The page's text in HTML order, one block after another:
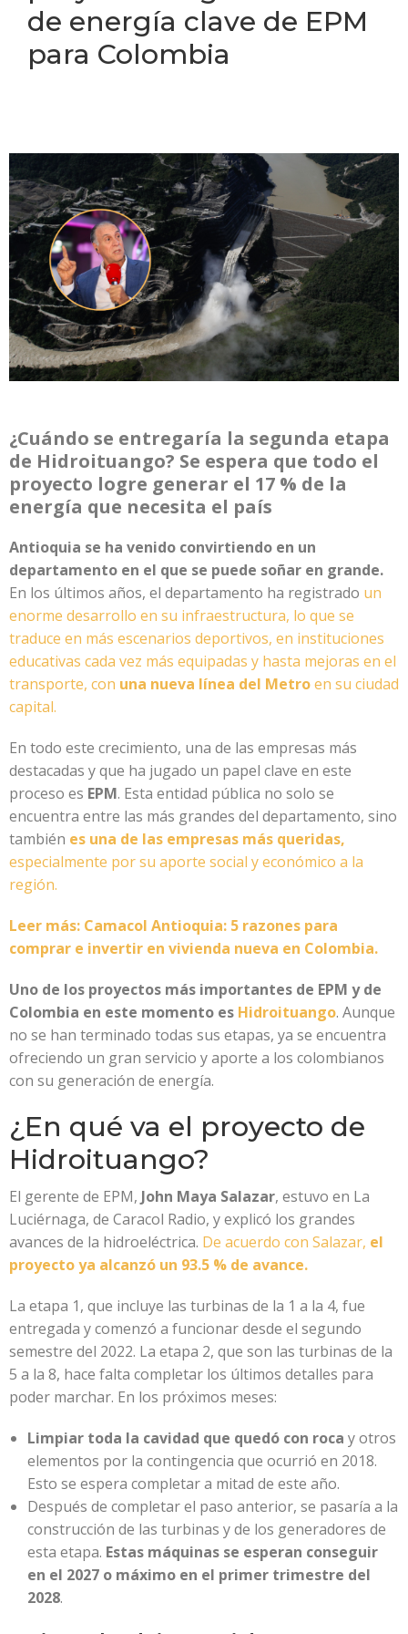
de energía clave de EPM
para Colombia
¿Cuándo se entregaría la segunda etapa
de Hidroituango? Se espera que todo el
proyecto logre generar el 17 % de la
energía que necesita el país
Antioquia se ha venido convirtiendo en un
departamento en el que se puede soñar en grande.
En los últimos años, el departamento ha registrado un
enorme desarrollo en su infraestructura, lo que se
traduce en más escenarios deportivos, en instituciones
educativas cada vez más equipadas y hasta mejoras en el
transporte, con una nueva línea del Metroen su ciudad
capital.
En todo este crecimiento, una de las empresas más
destacadas y que ha jugado un papel clave en este
proceso es EPM. Esta entidad pública no solo se
encuentra entre las más grandes del departamento, sino
también es una de las empresas más queridas,
especialmente por su aporte social y económico a la
región.
Leer más: Camacol Antioquia: 5 razones para
comprar e invertir en vivienda nueva en Colombia.
Uno de los proyectos más importantes de EPM y de
Colombia en este momento es Hidroituango. Aunque
no se han terminado todas sus etapas, ya se encuentra
ofreciendo un gran servicio y aporte a los colombianos
con su generación de energía.
¿En qué va el proyecto de
Hidroituango?
El gerente de EPM, John Maya Salazar, estuvo en La
Luciérnaga, de Caracol Radio, y explicó los grandes
avances de la hidroeléctrica. De acuerdo con Salazar, el
proyecto ya alcanzó un 93.5 % de avance.
La etapa 1, que incluye las turbinas de la 1 a la 4, fue
entregada y comenzó a funcionar desde el segundo
semestre del 2022. La etapa 2, que son las turbinas de la
5 a la 8, hace falta completar los últimos detalles para
poder marchar. En los próximos meses:
Limpiar toda la cavidad que quedó con roca y otros
elementos por la contingencia que ocurrió en 2018.
Esto se espera completar a mitad de este año.
Después de completar el paso anterior, se pasaría a la
construcción de las turbinas y de los generadores de
esta etapa. Estas máquinas se esperan conseguir
en el 2027 o máximo en el primer trimestre del
2028.